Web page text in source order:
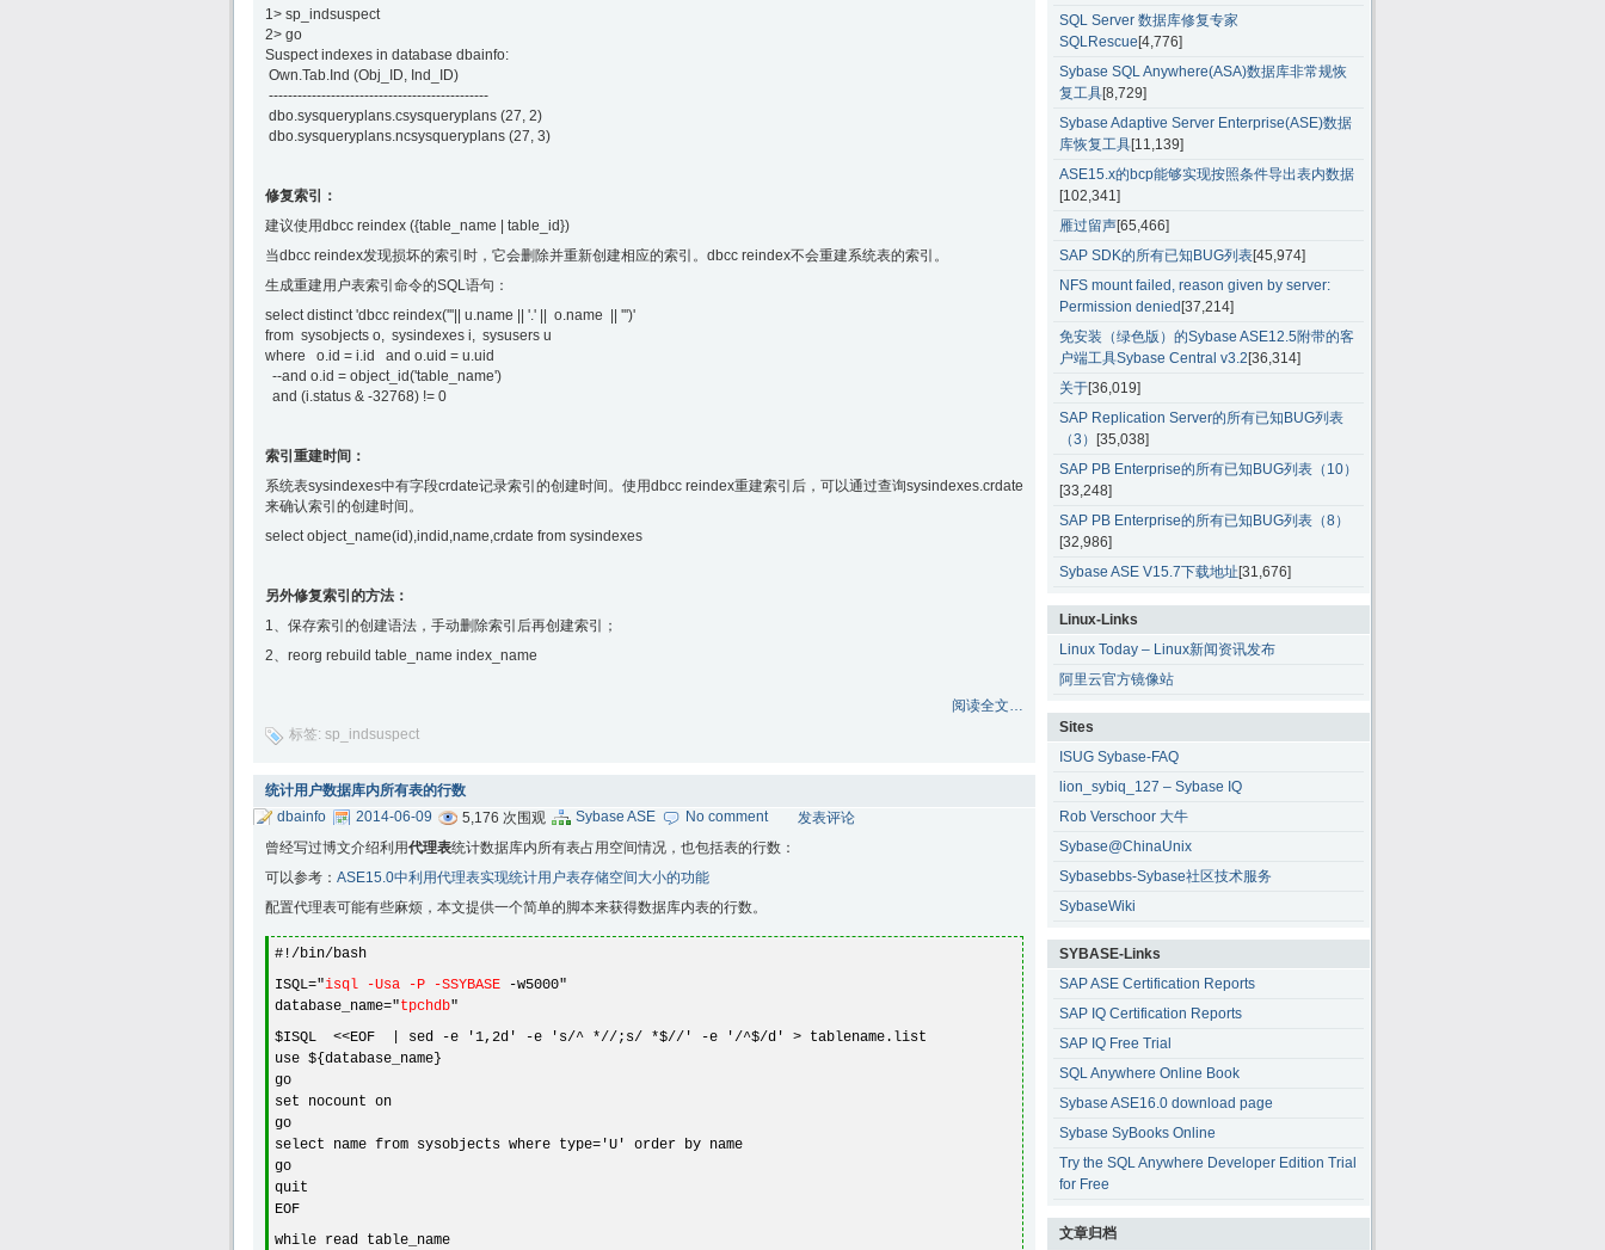
1> sp_indsuspect
2> go
Suspect indexes in database dbainfo:
Own.Tab.Ind (Obj_ID, Ind_ID)
----------------------------------------------
dbo.sysqueryplans.csysqueryplans (27, 2)
dbo.sysqueryplans.ncsysqueryplans (27, 3)
修复索引：
建议使用dbcc reindex ({table_name | table_id})
当dbcc reindex发现损坏的索引时，它会删除并重新创建相应的索引。dbcc reindex不会重建系统表的索引。
生成重建用户表索引命令的SQL语句：
select distinct 'dbcc reindex('''|| u.name || '.' || o.name || ''')'
from sysobjects o, sysindexes i, sysusers u
where o.id = i.id and o.uid = u.uid
--and o.id = object_id('table_name')
and (i.status & -32768) != 0
索引重建时间：
系统表sysindexes中有字段crdate记录索引的创建时间。使用dbcc reindex重建索引后，可以通过查询sysindexes.crdate
来确认索引的创建时间。
select object_name(id),indid,name,crdate from sysindexes
另外修复索引的方法：
1、保存索引的创建语法，手动删除索引后再创建索引；
2、reorg rebuild table_name index_name
阅读全文…
标签: sp_indsuspect
统计用户数据库内所有表的行数
dbainfo
2014-06-09 5,176 次围观 Sybase ASE No comment
发表评论
曾经写过博文介绍利用代理表统计数据库内所有表占用空间情况，也包括表的行数：
可以参考： ASE15.0中利用代理表实现统计用户表存储空间大小的功能
配置代理表可能有些麻烦，本文提供一个简单的脚本来获得数据库内表的行数。
#!/bin/bash
ISQL="isql -Usa -P -SSYBASE
-w5000"
database_name="tpchdb"
$ISQL <<EOF | sed -e '1,2d' -e 's/^ *//;s/ *$//' -e '/^$/d' > tablename.list
use ${database_name}
go
set nocount on
go
select name from sysobjects where type='U' order by name
go
quit
EOF
while read table_name
SQL Server 数据库修复专家
SQLRescue [4,776]
Sybase SQL Anywhere(ASA)数据库非常规恢
复工具[8,729]
Sybase Adaptive Server Enterprise(ASE)数据
库恢复工具[11,139]
ASE15.x的bcp能够实现按照条件导出表内数据
[102,341]
雁过留声[65,466]
SAP SDK的所有已知BUG列表[45,974]
NFS mount failed, reason given by server:
Permission denied [37,214]
免安装（绿色版）的Sybase ASE12.5附带的客
户端工具Sybase Central v3.2 [36,314]
关于[36,019]
SAP Replication Server的所有已知BUG列表
（3）
[35,038]
SAP PB Enterprise的所有已知BUG列表（10）
[33,248]
SAP PB Enterprise的所有已知BUG列表（8）
[32,986]
Sybase ASE V15.7下载地址 [31,676]
Linux-Links
Linux Today – Linux新闻资讯发布
阿里云官方镜像站
Sites
ISUG Sybase-FAQ
lion_sybiq_127 – Sybase IQ
Rob Verschoor 大牛
Sybase@ChinaUnix
Sybasebbs-Sybase社区技术服务
SybaseWiki
SYBASE-Links
SAP ASE Certification Reports
SAP IQ Certification Reports
SAP IQ Free Trial
SQL Anywhere Online Book
Sybase ASE16.0 download page
Sybase SyBooks Online
Try the SQL Anywhere Developer Edition Trial
for Free
文章归档